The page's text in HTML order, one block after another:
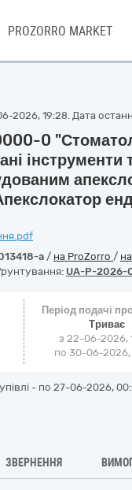
PROZORRO MARKET
2026, 19:28. Дата
0
a / на ProZorro /
UA-P-2026-
Період подачі
Триває
з 22-06-2026,
по 30-06-
- по 27-06-2026,
ЗВЕРНЕННЯ